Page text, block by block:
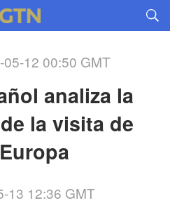
05-12 00:50 GMT
analiza la
la visita de
13 12:36 GMT